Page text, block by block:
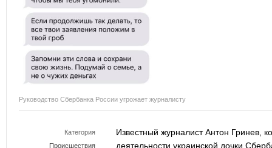
Руководство Сбербанка России угрожает журналисту
Категория
Происшествия
Известный журналист Антон Гринев,
деятельности украинской дочки